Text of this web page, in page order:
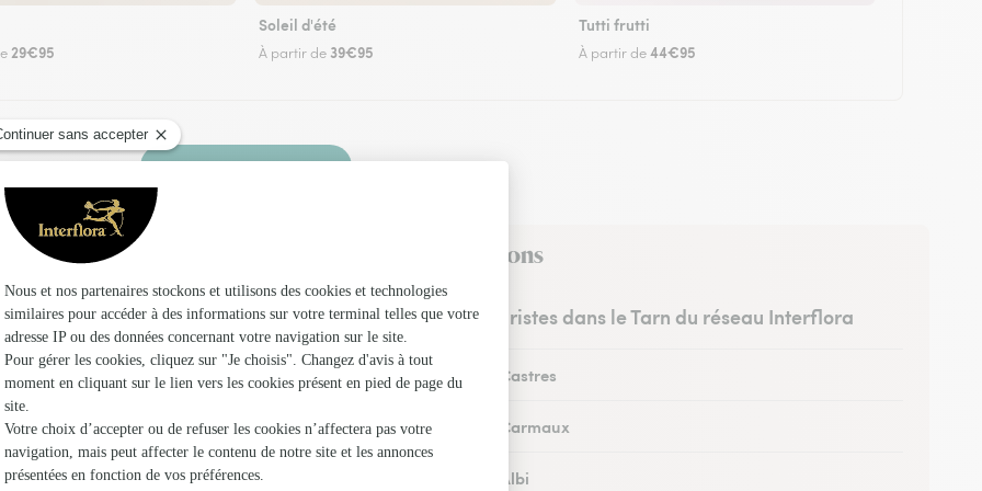
29€95
Soleil d'été
À partir de 39€95
Tutti frutti
À partir de44€95
Faire livrer des fleurs
un fleuriste Interflora à Saïx et dans ses environs
Les fleuristes dans le Tarn du réseau Interflora
Fleuristes à Castres
Fleuristes à Carmaux
Fleuristes à Albi